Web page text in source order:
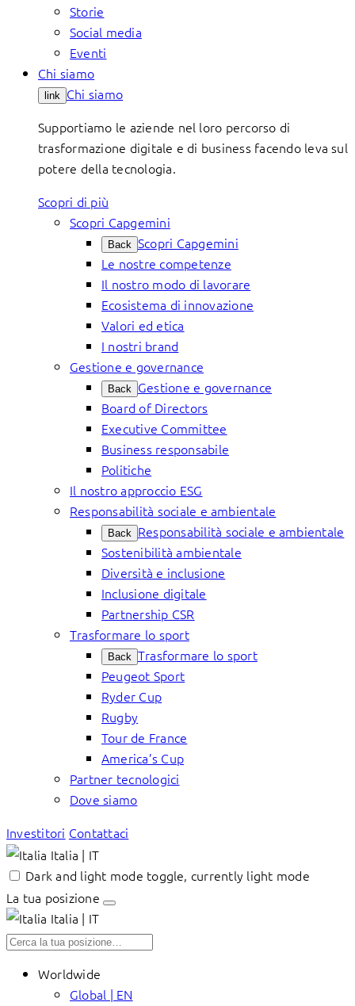
Storie
Social media
Eventi
Chi siamo
link Chi siamo
Supportiamo le aziende nel loro percorso di
trasformazione digitale e di business facendo leva sul
potere della tecnologia.
Scopri di più
Scopri Capgemini
Back Scopri Capgemini
Le nostre competenze
Il nostro modo di lavorare
Ecosistema di innovazione
Valori ed etica
I nostri brand
Gestione e governance
Back Gestione e governance
Board of Directors
Executive Committee
Business responsabile
Politiche
Il nostro approccio ESG
Responsabilità sociale e ambientale
Back Responsabilità sociale e ambientale
Sostenibilità ambientale
Diversità e inclusione
Inclusione digitale
Partnership CSR
Trasformare lo sport
Back Trasformare lo sport
Peugeot Sport
Ryder Cup
Rugby
Tour de France
America’s Cup
Partner tecnologici
Dove siamo
Investitori Contattaci
Italia | IT
Dark and light mode toggle, currently light mode
La tua posizione
Italia | IT
Worldwide
Global | EN